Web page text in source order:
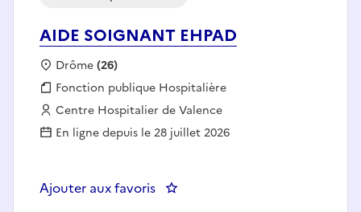
AIDE SOIGNANT EHPAD
Localisation :
Drôme(26)
Fonction publique :
Fonction publique Hospitalière
Employeur :
Centre Hospitalier de Valence
En ligne depuis le 28 juillet 2026
Ajouter aux favoris : AIDE SOIGNANT EHPAD